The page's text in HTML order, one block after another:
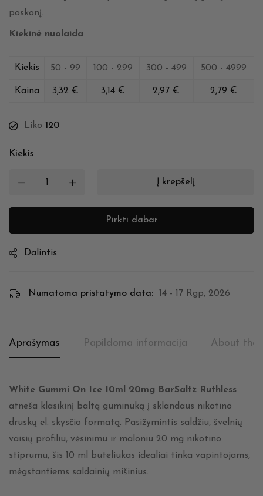
poskonį.
Kiekinė nuolaida
Kiekis 50 - 99 100 - 299 300 - 499 500 - 4999
Kaina 3,32 € 3,14 € 2,97 € 2,79 €
Liko 120
Kiekis
Į krepšelį
Pirkti dabar
Dalintis
Numatoma pristatymo data: 14 - 17 Rgp, 2026
Aprašymas Papildoma informacija About the
White Gummi On Ice 10ml 20mg BarSaltz Ruthless
atneša klasikinį baltą guminuką į sklandaus nikotino
druskų el. skysčio formatą. Pasižymintis saldžiu, švelnių
vaisių profiliu, vėsinimu ir maloniu 20 mg nikotino
stiprumu, šis 10 ml buteliukas idealiai tinka vapintojams,
mėgstantiems saldainių mišinius.